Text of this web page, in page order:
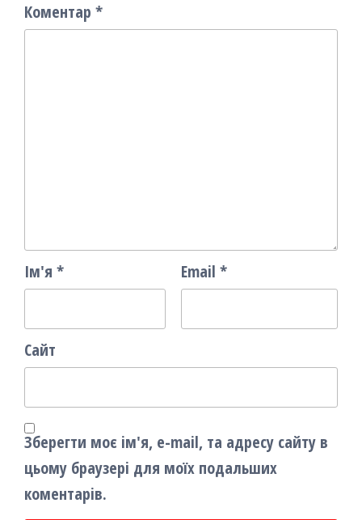
Коментар *
Ім'я * Email *
Сайт
Зберегти моє ім'я, e-mail, та адресу сайту в
цьому браузері для моїх подальших
коментарів.